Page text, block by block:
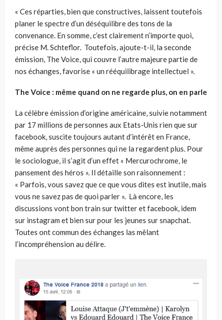
« Ces réparties, bien que constructives, laissent toutefois
planer le spectre d’un déséquilibre des tons de la
convenance. En somme, c’est clairement n’importe quoi,
précise M. Schteflor. Toutefois, ajoute-t-il, la seconde
émission, The Voice, qui couvre l’autre majeure partie de
nos échanges, favorise « un rééquilibrage intellectuel ».
The Voice : même quand on ne regarde plus, on en parle
La célèbre émission d’origine américaine, suivie notamment
par 17 millions de personnes aux Etats-Unis rien que sur
facebook, suscite toujours autant d’intérêt en France,
même auprès des personnes qui ne la regardent plus. Pour
le sociologue, il s’agit d’un effet « Mercurochrome, le
pansement des héros ». Il détaille son raisonnement :
« Parfois, vous savez que ce que vous dites est inutile, mais
vous ne savez pas de quoi parler ». Là encore, les
discussions vont bon train sur twitter et facebook, idem
sur instagram et bien sur pour les jeunes sur snapchat.
Toutes ont commun des échanges las mêlant
l’incompréhension au délire.